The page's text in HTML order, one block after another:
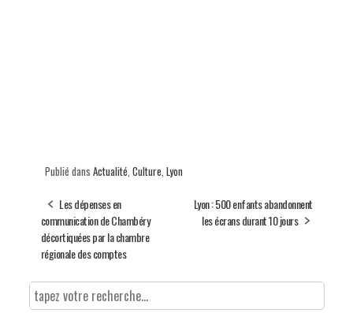
Publié dans Actualité, Culture, Lyon
Les dépenses en
communication de Chambéry
décortiquées par la chambre
régionale des comptes
Lyon : 500 enfants abandonnent
les écrans durant 10 jours